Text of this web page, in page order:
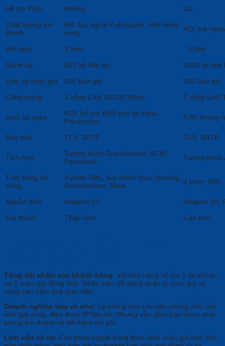
Hỗ trợ POE Không
Có
Chất lượng âm
thanh
HD, loa ngoài Full-duplex, khử tiếng
vang
HD, loa
Hội nghị 3 bên
3 bên
Danh bạ
500 số liên lạc
1000 số liên
Lịch sử cuộc gọi
200 bản ghi
100 bản ghi
Cổng mạng
2 cổng LAN 10/100 Mbps 2 cổng LAN
Jack tai nghe
RJ9, hỗ trợ EHS cho tai nghe
Plantronics
RJ9, không
Bảo mật TLS, SRTP TLS, SRTP
Tích hợp
Tương thích Grandstream UCM,
Panasonic,..
Tương thích
Tính năng bổ
sung
3 phím XML, tùy chỉnh nhạc chuông,
Grandstream Wave
4 phím
Nguồn điện Adapter 5V
Adapter 5V,
Giá thành
Thấp hơn Cao hơn
Tổng đài chăm sóc khách hàng: Với khả năng hỗ trợ 1 tài khoản
và 2 cuộc gọi đồng thời. Nhân viên dễ dàng quản lý cuộc gọi và
nâng cao hiệu quả giao tiếp.
Doanh nghiệp vừa và nhỏ: Lý tưởng cho các văn phòng nhỏ cần
một giải pháp điện thoại IP tiện lợi. Nhưng vẫn đảm bảo được chất
lượng âm thanh và tiết kiệm chi phí
Làm việc từ xa: Cho phép người dùng thực hiện cuộc gọi trực tiếp